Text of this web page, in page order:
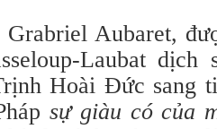
Grabriel Aubaret,
Laubat dịch
Hoài Đức sang
sự giàu có của